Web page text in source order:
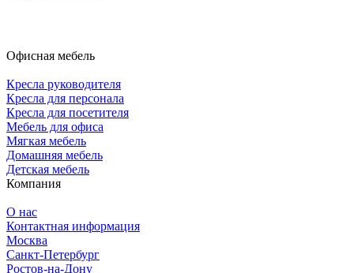
Офисная мебель
Кресла руководителя
Кресла для персонала
Кресла для посетителя
Мебель для офиса
Мягкая мебель
Домашняя мебель
Детская мебель
Компания
О нас
Контактная информация
Москва
Санкт-Петербург
Ростов-на-Дону